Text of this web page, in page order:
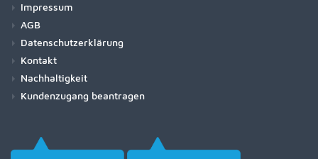
Impressum
AGB
Datenschutzerklärung
Kontakt
Nachhaltigkeit
Kundenzugang beantragen